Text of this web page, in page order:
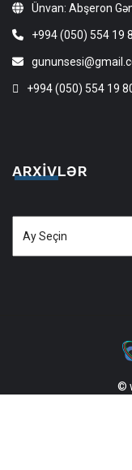
Ünvan: Abşeron
+994 (050) 554 19
+994 (050) 554 19
ARXIVLƏR
Arxivlər
©